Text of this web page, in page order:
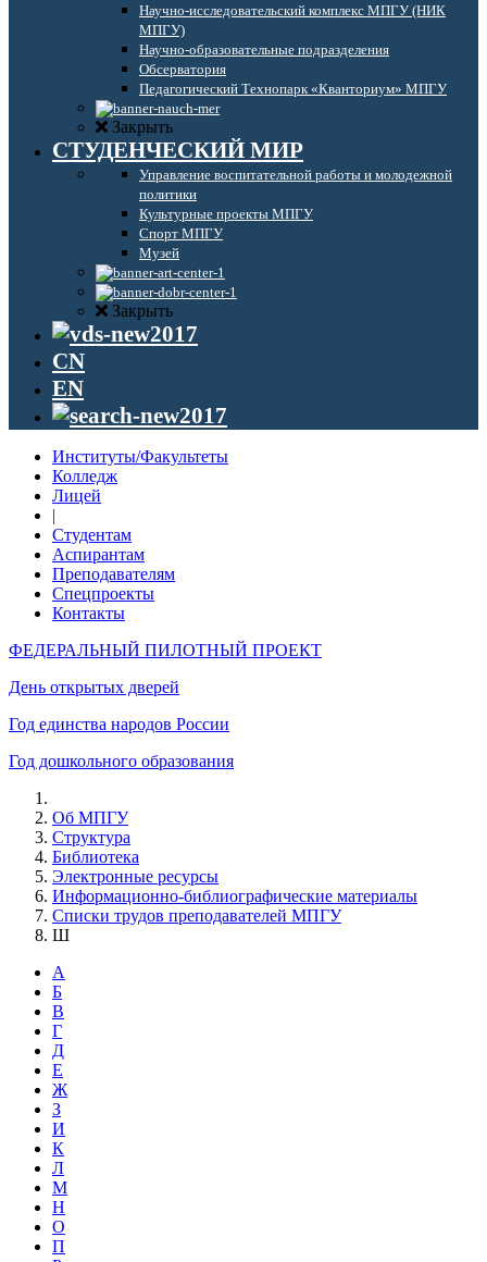
Научно-исследовательский комплекс МПГУ (НИК
МПГУ)
Научно-образовательные подразделения
Обсерватория
Педагогический Технопарк «Кванториум» МПГУ
Закрыть
СТУДЕНЧЕСКИЙ МИР
Управление воспитательной работы и молодежной
политики
Культурные проекты МПГУ
Спорт МПГУ
Музей
Закрыть
CN
EN
Институты/Факультеты
Колледж
Лицей
|
Студентам
Аспирантам
Преподавателям
Спецпроекты
Контакты
ФЕДЕРАЛЬНЫЙ ПИЛОТНЫЙ ПРОЕКТ
День открытых дверей
Год единства народов России
Год дошкольного образования
Об МПГУ
Структура
Библиотека
Электронные ресурсы
Информационно-библиографические материалы
Списки трудов преподавателей МПГУ
Ш
А
Б
В
Г
Д
Е
Ж
З
И
К
Л
М
Н
О
П